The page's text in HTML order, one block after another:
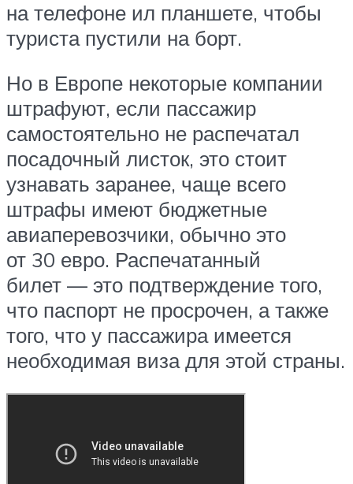
на телефоне ил планшете, чтобы
туриста пустили на борт.
Но в Европе некоторые компании
штрафуют, если пассажир
самостоятельно не распечатал
посадочный листок, это стоит
узнавать заранее, чаще всего
штрафы имеют бюджетные
авиаперевозчики, обычно это
от 30 евро. Распечатанный
билет — это подтверждение того,
что паспорт не просрочен, а также
того, что у пассажира имеется
необходимая виза для этой страны.